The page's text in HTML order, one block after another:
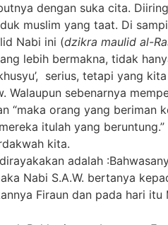
dengan suka cita.
muslim yang taat. Di
Nabi ini (dzikra maulid al-
lebih bermakna, tidak
serius, tetapi yang
sebenarnya
“maka orang yang beriman
itulah yang beruntung.”
kita.
adalah
Nabi S.A.W. bertanya
Firaun dan pada hari itu